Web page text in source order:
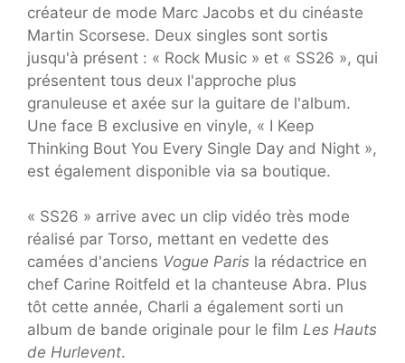
créateur de mode Marc Jacobs et du cinéaste
Martin Scorsese. Deux singles sont sortis
jusqu'à présent : « Rock Music » et « SS26 », qui
présentent tous deux l'approche plus
granuleuse et axée sur la guitare de l'album.
Une face B exclusive en vinyle, « I Keep
Thinking Bout You Every Single Day and Night »,
est également disponible via sa boutique.
« SS26 » arrive avec un clip vidéo très mode
réalisé par Torso, mettant en vedette des
camées d'anciens Vogue Paris la rédactrice en
chef Carine Roitfeld et la chanteuse Abra. Plus
tôt cette année, Charli a également sorti un
album de bande originale pour le film Les Hauts
de Hurlevent.